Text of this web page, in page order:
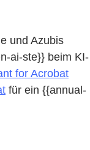
und Azubis
ai-ste}} beim KI-
for Acrobat
für ein {{annual-